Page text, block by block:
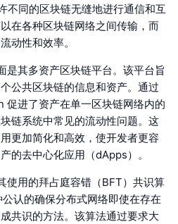
不同的区块链无缝地进行通信和互
在各种区块链网络之间传输，而
动性和效率。
是其多资产区块链平台。该平台旨
公共区块链的信息和资产。通过
促进了资产在单一区块链网络内的
链系统中常见的流动性问题。这
更加简化和高效，使开发者更容
的去中心化应用（dApps）。
使用的拜占庭容错（BFT）共识算
认的确保分布式网络即使在存在
共识的方法。该算法通过要求大